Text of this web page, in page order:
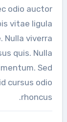
odio auctor
vitae ligula
Nulla viverra
quis. Nulla
Sed
cursus odio
rhoncus.